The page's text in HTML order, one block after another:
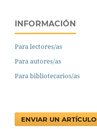
INFORMACIÓN
Para lectores/as
Para autores/as
Para bibliotecarios/as
ENVIAR UN ARTÍCULO